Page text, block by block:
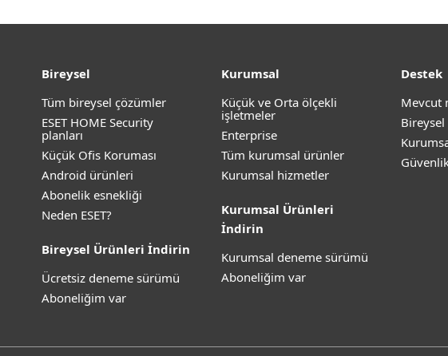
Bireysel
Tüm bireysel çözümler
ESET HOME Security
planları
Küçük Ofis Koruması
Android ürünleri
Abonelik esnekliği
Neden ESET?
Bireysel Ürünleri İndirin
Ücretsiz deneme sürümü
Aboneliğim var
Kurumsal
Küçük ve Orta ölçekli
işletmeler
Enterprise
Tüm kurumsal ürünler
Kurumsal hizmetler
Kurumsal Ürünleri
İndirin
Kurumsal deneme sürümü
Aboneliğim var
Destek
Mevcut